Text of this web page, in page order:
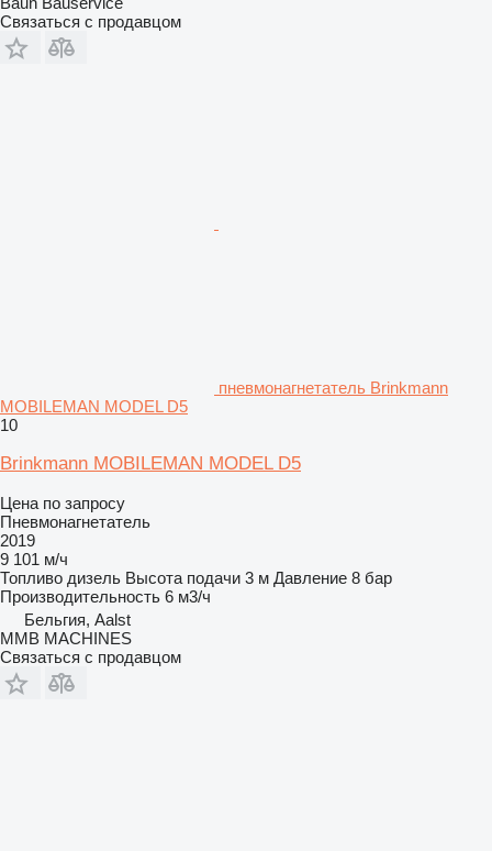
Связаться с продавцом
пневмонагнетатель Brinkmann
MOBILEMAN MODEL D5
10
Brinkmann MOBILEMAN MODEL D5
Цена по запросу
Пневмонагнетатель
2019
9 101 м/ч
Топливо дизель Высота подачи 3 м Давление 8 бар
Производительность 6 м3/ч
Бельгия, Aalst
MMB MACHINES
Связаться с продавцом